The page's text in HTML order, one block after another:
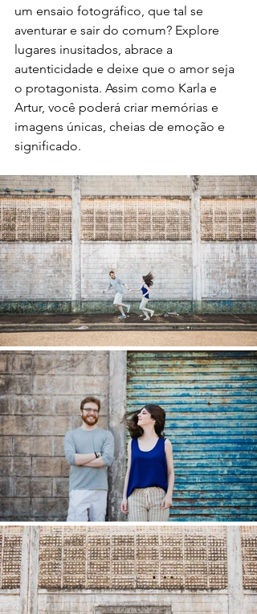
um ensaio fotográfico, que tal se
aventurar e sair do comum? Explore
lugares inusitados, abrace a
autenticidade e deixe que o amor seja
o protagonista. Assim como Karla e
Artur, você poderá criar memórias e
imagens únicas, cheias de emoção e
significado.